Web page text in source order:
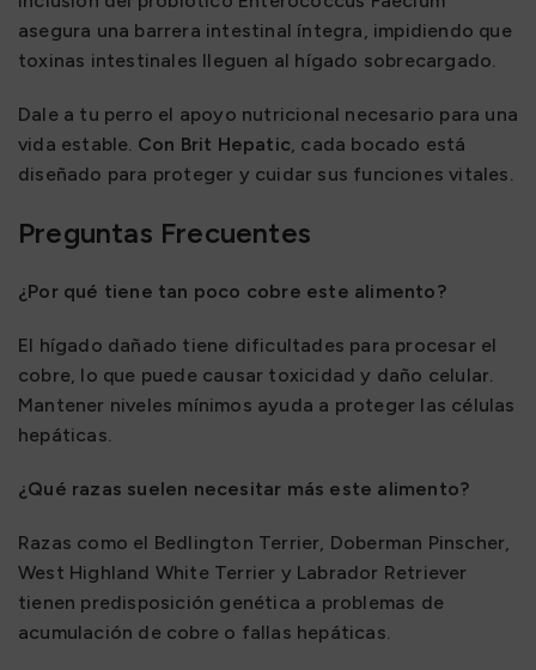
asegura una barrera intestinal íntegra, impidiendo que
toxinas intestinales lleguen al hígado sobrecargado.
Dale a tu perro el apoyo nutricional necesario para una
vida estable. Con Brit Hepatic , cada bocado está
diseñado para proteger y cuidar sus funciones vitales.
Preguntas Frecuentes
¿Por qué tiene tan poco cobre este alimento?
El hígado dañado tiene dificultades para procesar el
cobre, lo que puede causar toxicidad y daño celular.
Mantener niveles mínimos ayuda a proteger las células
hepáticas.
¿Qué razas suelen necesitar más este alimento?
Razas como el Bedlington Terrier, Doberman Pinscher,
West Highland White Terrier y Labrador Retriever
tienen predisposición genética a problemas de
acumulación de cobre o fallas hepáticas.